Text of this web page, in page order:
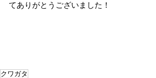
てありがとうございました！
クワガタ